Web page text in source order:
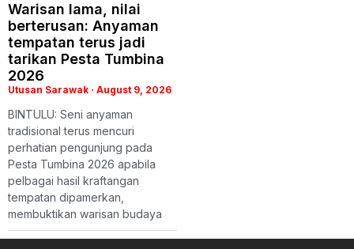
Warisan lama, nilai
berterusan: Anyaman
tempatan terus jadi
tarikan Pesta Tumbina
2026
Utusan Sarawak August 9, 2026
BINTULU: Seni anyaman
tradisional terus mencuri
perhatian pengunjung pada
Pesta Tumbina 2026 apabila
pelbagai hasil kraftangan
tempatan dipamerkan,
membuktikan warisan budaya